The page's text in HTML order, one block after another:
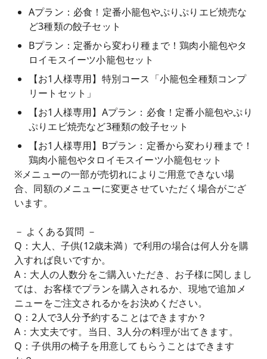
Aプラン：必食！定番小籠包やぷりぷりエビ焼売な
ど3種類の餃子セット
Bプラン：定番から変わり種まで！鶏肉小籠包やタ
ロイモスイーツ小籠包セット
【お1人様専用】特別コース「小籠包全種類コンプ
リートセット」
【お1人様専用】Aプラン：必食！定番小籠包やぷり
ぷりエビ焼売など3種類の餃子セット
【お1人様専用】Bプラン：定番から変わり種まで！
鶏肉小籠包やタロイモスイーツ小籠包セット
※メニューの一部が売切れによりご用意できない場
合、同額のメニューに変更させていただく場合がござ
います。
－ よくある質問 －
Q：大人、子供(12歳未満）で利用の場合は何人分を購
入すれば良いですか。
A：大人の人数分をご購入いただき、お子様に関しまし
ては、お客様でプランを購入されるか、現地で追加メ
ニューをご注文されるかをお決めください。
Q：2人で3人分予約することはできますか？
A：大丈夫です。当日、3人分の料理が出てきます。
Q：子供用の椅子を用意してもらうことはできます